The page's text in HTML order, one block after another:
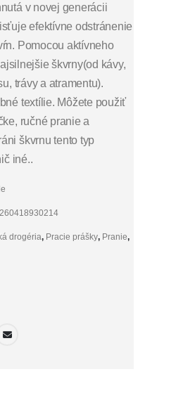
v novej generácii
efektívne odstránenie
Pomocou aktívneho
škvrny(od kávy,
trávy a atramentu).
textílie. Môžete použiť
ručné pranie a
škvrnu tento typ
iné..
drogéria, Pracie prášky, Pranie,